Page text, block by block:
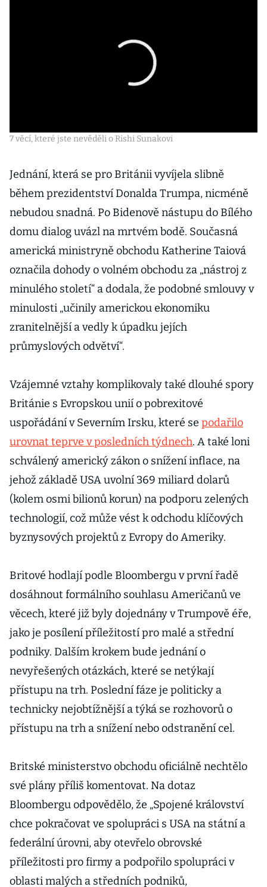
7 věcí, které jste nevěděli o Rishi Sunakovi
Jednání, která se pro Británii vyvíjela slibně
během prezidentství Donalda Trumpa, nicméně
nebudou snadná. Po Bidenově nástupu do Bílého
domu dialog uvázl na mrtvém bodě. Současná
americká ministryně obchodu Katherine Taiová
označila dohody o volném obchodu za „nástroj z
minulého století“ a dodala, že podobné smlouvy v
minulosti „učinily americkou ekonomiku
zranitelnější a vedly k úpadku jejích
průmyslových odvětví“.
Vzájemné vztahy komplikovaly také dlouhé spory
Británie s Evropskou unií o pobrexitové
uspořádání v Severním Irsku, které se podařilo
urovnat teprve v posledních týdnech. A také loni
schválený americký zákon o snížení inflace, na
jehož základě USA uvolní 369 miliard dolarů
(kolem osmi bilionů korun) na podporu zelených
technologií, což může vést k odchodu klíčových
byznysových projektů z Evropy do Ameriky.
Britové hodlají podle Bloombergu v první řadě
dosáhnout formálního souhlasu Američanů ve
věcech, které již byly dojednány v Trumpově éře,
jako je posílení příležitostí pro malé a střední
podniky. Dalším krokem bude jednání o
nevyřešených otázkách, které se netýkají
přístupu na trh. Poslední fáze je politicky a
technicky nejobtížnější a týká se rozhovorů o
přístupu na trh a snížení nebo odstranění cel.
Britské ministerstvo obchodu oficiálně nechtělo
své plány příliš komentovat. Na dotaz
Bloombergu odpovědělo, že „Spojené království
chce pokračovat ve spolupráci s USA na státní a
federální úrovni, aby otevřelo obrovské
příležitosti pro firmy a podpořilo spolupráci v
oblasti malých a středních podniků,